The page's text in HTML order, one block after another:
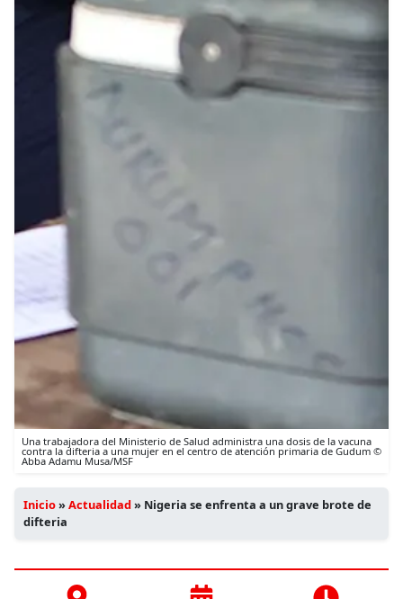
Una trabajadora del Ministerio de Salud administra una dosis de la vacuna
contra la difteria a una mujer en el centro de atención primaria de Gudum ©
Abba Adamu Musa/MSF
Inicio»Actualidad» Nigeria se enfrenta a un grave brote de
difteria